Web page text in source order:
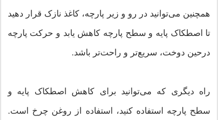
همچنین می‌توانید در رو و زیر پارچه، کاغذ نازک قرار دهید
تا اصطکاک پایه و سطح پارچه کاهش یابد و حرکت پارچه
درحین دوخت، سریع‌تر و راحت‌تر باشد.
راه دیگری که می‌توانید برای کاهش اصطکاک پایه و
سطح پارچه استفاده کنید، استفاده از روغن چرخ است.